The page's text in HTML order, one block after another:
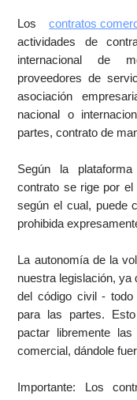
Loscontratos
actividades de
internacional de
proveedores de
asociación
nacional o
partes, contrato de
Según la
contrato se rige por el
según el cual, puede
prohibida
La autonomía de la
nuestra legislación, ya
del código civil - todo
para las partes.
pactar libremente
comercial, dándole
Importante: Los